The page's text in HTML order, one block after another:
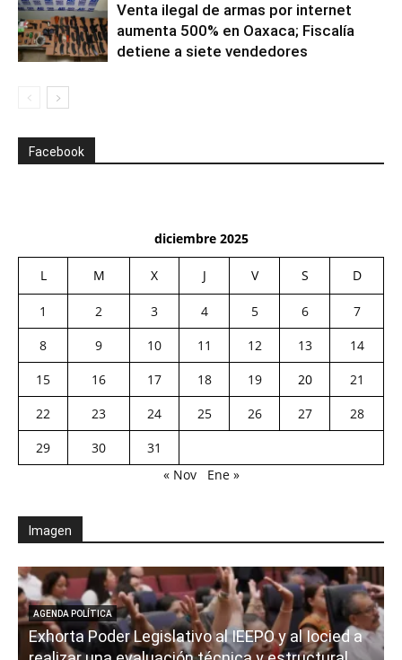
Venta ilegal de armas por internet
aumenta 500% en Oaxaca; Fiscalía
detiene a siete vendedores
Facebook
diciembre 2025
L M X J V S D
1 2 3 4 5 6
7
8
9 10 11 12 13
14
15
16 17 18 19 20
21
22
23 24 25 26 27
28
29
30
31
« Nov
Ene »
Imagen
AGENDA POLÍTICA
Exhorta Poder Legislativo al IEEPO y al Iocied a